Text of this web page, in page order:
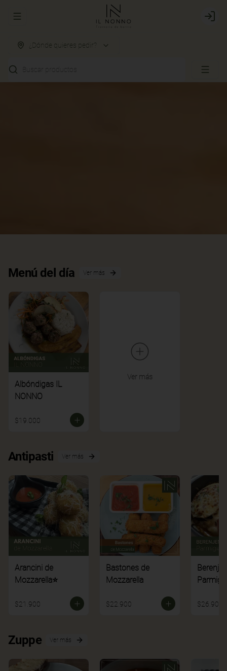
Abrir menu de navegación Login
¿Dónde quieres pedir?
Buscar productos
Menú del día Ver más
Albóndigas IL
NONNO
$19.000
Ver más
Antipasti Ver más
Arancini de
Mozzarella⭐
$21.900
Bastones de
Mozzarella
$22.900 $26.900
Zuppe Ver más